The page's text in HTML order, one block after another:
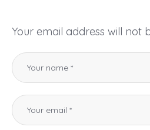
Your email address will not